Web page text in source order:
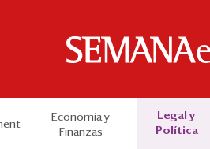
Economía y
Finanzas
Legal y
Política